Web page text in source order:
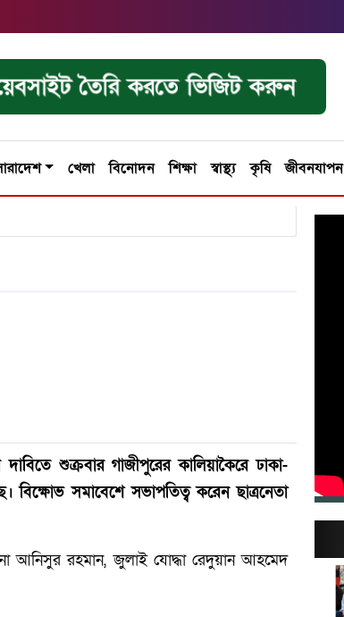
তৈরি করতে ভিজিট করুন
খেলা বিনোদন শিক্ষা স্বাস্থ্য কৃষি জীবনযাপন
শুক্রবার গাজীপুরের কালিয়াকৈরে ঢাকা-
বিক্ষোভ সমাবেশে সভাপতিত্ব করেন ছাত্রনেতা
আনিসুর রহমান, জুলাই যোদ্ধা রেদুয়ান আহমেদ